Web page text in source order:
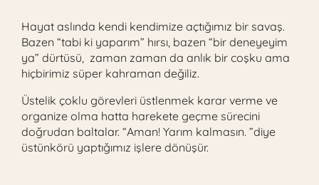
Hayat aslında kendi kendimize açtığımız bir savaş.
Bazen “tabi ki yaparım” hırsı, bazen “bir deneyeyim
ya” dürtüsü, zaman zaman da anlık bir coşku ama
hiçbirimiz süper kahraman değiliz.
Üstelik çoklu görevleri üstlenmek karar verme ve
organize olma hatta harekete geçme sürecini
doğrudan baltalar. “Aman! Yarım kalmasın. ”diye
üstünkörü yaptığımız işlere dönüşür.